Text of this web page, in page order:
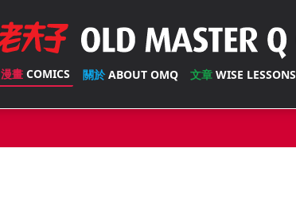
漫畫COMICS 關於ABOUT OMQ 文章WISE LESSONS